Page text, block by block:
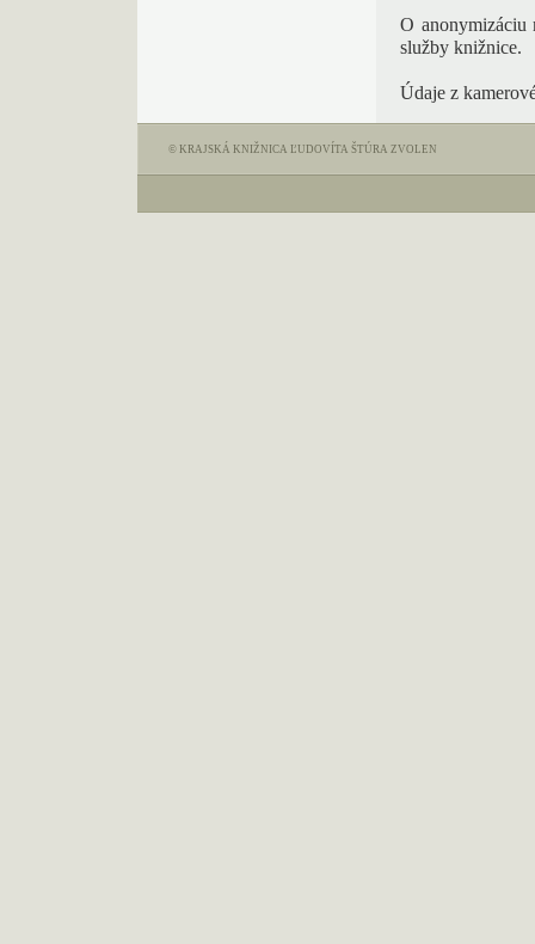
O
služby knižnice.
Údaje z
© KRAJSKÁ KNIŽNICA ĽUDOVÍTA ŠTÚRA ZVOLEN